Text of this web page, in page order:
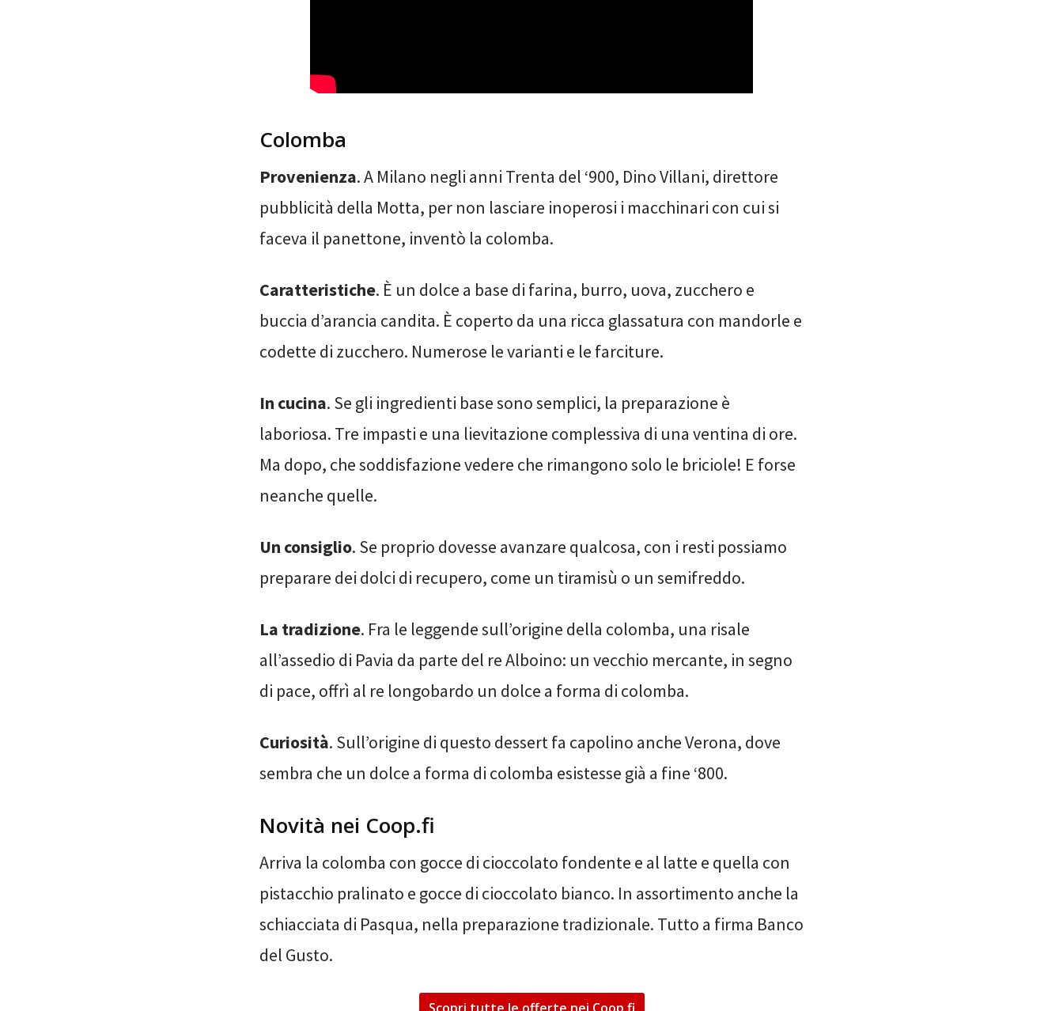
Colomba
Provenienza. A Milano negli anni Trenta del ‘900, Dino Villani, direttore
pubblicità della Motta, per non lasciare inoperosi i macchinari con cui si
faceva il panettone, inventò la colomba.
Caratteristiche. È un dolce a base di farina, burro, uova, zucchero e
buccia d’arancia candita. È coperto da una ricca glassatura con mandorle e
codette di zucchero. Numerose le varianti e le farciture.
In cucina. Se gli ingredienti base sono semplici, la preparazione è
laboriosa. Tre impasti e una lievitazione complessiva di una ventina di ore.
Ma dopo, che soddisfazione vedere che rimangono solo le briciole! E forse
neanche quelle.
Un consiglio. Se proprio dovesse avanzare qualcosa, con i resti possiamo
preparare dei dolci di recupero, come un tiramisù o un semifreddo.
La tradizione. Fra le leggende sull’origine della colomba, una risale
all’assedio di Pavia da parte del re Alboino: un vecchio mercante, in segno
di pace, offrì al re longobardo un dolce a forma di colomba.
Curiosità. Sull’origine di questo dessert fa capolino anche Verona, dove
sembra che un dolce a forma di colomba esistesse già a fine ‘800.
Novità nei Coop.fi
Arriva la colomba con gocce di cioccolato fondente e al latte e quella con
pistacchio pralinato e gocce di cioccolato bianco. In assortimento anche la
schiacciata di Pasqua, nella preparazione tradizionale. Tutto a firma Banco
del Gusto.